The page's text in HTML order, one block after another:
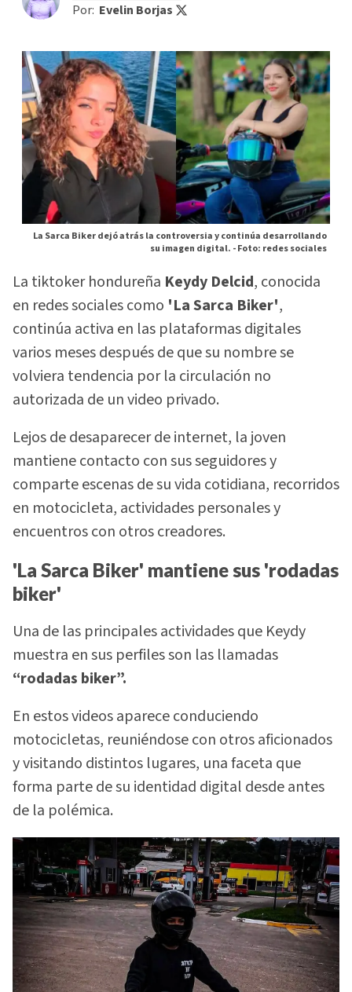
Por: Evelin Borjas
La Sarca Biker dejó atrás la controversia y continúa desarrollando
su imagen digital. -Foto: redes sociales
La tiktoker hondureña Keydy Delcid, conocida
en redes sociales como 'La Sarca Biker',
continúa activa en las plataformas digitales
varios meses después de que su nombre se
volviera tendencia por la circulación no
autorizada de un video privado.
Lejos de desaparecer de internet, la joven
mantiene contacto con sus seguidores y
comparte escenas de su vida cotidiana, recorridos
en motocicleta, actividades personales y
encuentros con otros creadores.
'La Sarca Biker' mantiene sus 'rodadas
biker'
Una de las principales actividades que Keydy
muestra en sus perfiles son las llamadas
“rodadas biker”.
En estos videos aparece conduciendo
motocicletas, reuniéndose con otros aficionados
y visitando distintos lugares, una faceta que
forma parte de su identidad digital desde antes
de la polémica.